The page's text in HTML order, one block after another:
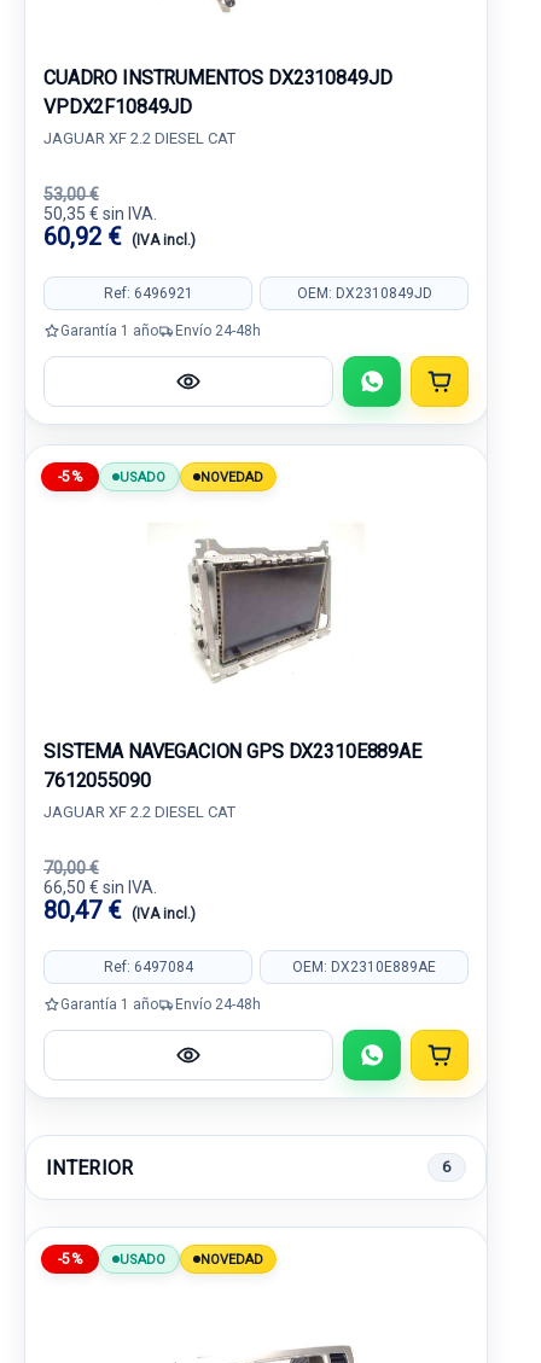
CUADRO INSTRUMENTOS DX2310849JD
VPDX2F10849JD
JAGUAR XF 2.2 DIESEL CAT
53,00 €
50,35 € sin IVA.
60,92 € (IVA incl.)
Ref: 6496921 OEM: DX2310849JD
Garantía 1 año Envío 24-48h
-5% USADO NOVEDAD
SISTEMA NAVEGACION GPS DX2310E889AE
7612055090
JAGUAR XF 2.2 DIESEL CAT
70,00 €
66,50 € sin IVA.
80,47 € (IVA incl.)
Ref: 6497084 OEM: DX2310E889AE
Garantía 1 año Envío 24-48h
INTERIOR 6
-5% USADO NOVEDAD